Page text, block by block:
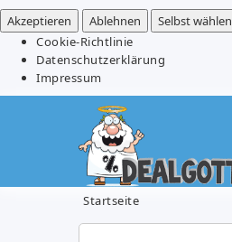
Akzeptieren
Ablehnen Selbst wählen
Cookie-Richtlinie
Datenschutzerklärung
Impressum
Startseite